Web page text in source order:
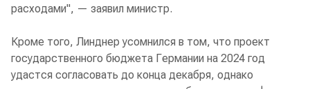
расходами", — заявил министр.
Кроме того, Линднер усомнился в том, что проект
государственного бюджета Германии на 2024 год
удастся согласовать до конца декабря, однако